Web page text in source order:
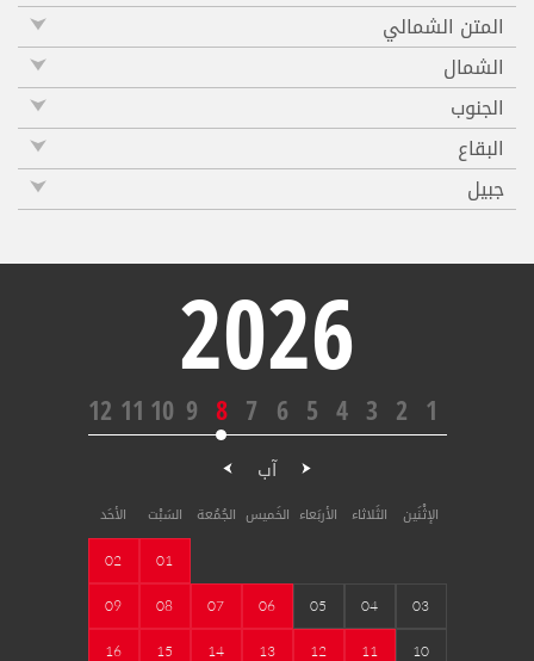
المتن الشمالي
الشمال
الجنوب
البقاع
جبيل
2026
1
2
3
4
5
6
7
8
9
10
11
12
آب
الإثْنَين الثَلاثاء الأربَعاء الخَميس الجُمُعة السَبْت الأحَد
01
02
03
04
05
06
07
08
09
10
11
12
13
14
15
16